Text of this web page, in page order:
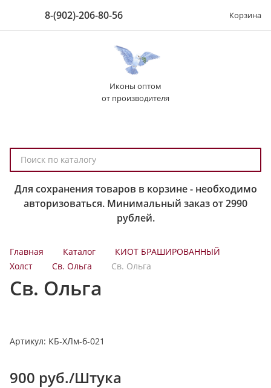
8-(902)-206-80-56 Корзина
Иконы оптом
от производителя
о
к
а
т
г
Для сохранения товаров в корзине - необходимо
авторизоваться. Минимальный заказ от 2990
рублей.
Главная Каталог
КИОТ БРАШИРОВАННЫЙ
Холст
Св. Ольга Св. Ольга
Св. Ольга
Артикул: КБ-ХЛм-б-021
900 руб./Штука